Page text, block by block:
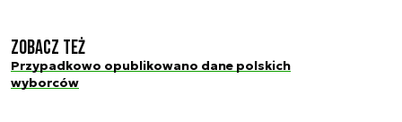
Zobacz też
Przypadkowo opublikowano dane polskich
wyborców